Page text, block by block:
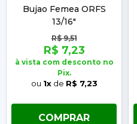
Bujao Femea ORFS
13/16"
R$ 9,51
R$ 7,23
à vista com desconto no
Pix.
ou 1xde R$ 7,23
COMPRAR